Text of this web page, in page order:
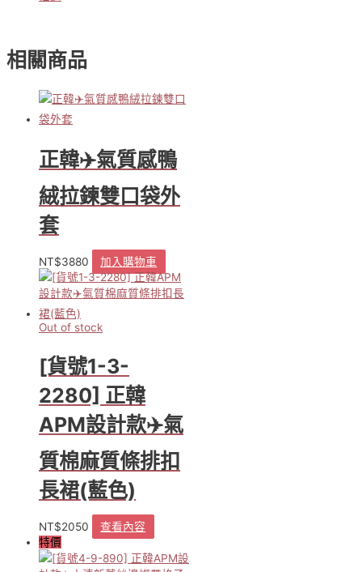
✈️
單
相關商品
正韓✈️氣質感鴨
絨拉鍊雙口袋外
套
NT$3880 加入購物車
Out of stock
[貨號1-3-
2280] 正韓
APM設計款✈️氣
質棉麻質條排扣
長裙(藍色)
NT$2050
查看內容
特價